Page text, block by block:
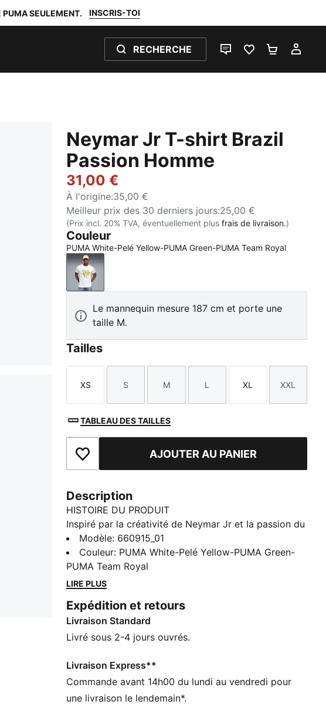
PUMA SEULEMENT. INSCRIS-TOI
RECHERCHE
LIVE CHATFAVORIS 0PANIER 0
Neymar Jr T-shirt Brazil
Passion Homme
31,00 €
À l'origine:35,00 €
Meilleur prix des 30 derniers jours:25,00 €
(Prix incl. 20% TVA, éventuellement plusfrais de livraison.)
Couleur
PUMA White-Pelé Yellow-PUMA Green-PUMA Team Royal
PUMA White-Pelé Yellow-PUMA Green-PUMA Team
Le mannequin mesure 187 cm et porte une
taille M.
Tailles
Taille
XS
Taille
S
Taille
M
Taille
L
Taille
XL
Taille
XXL
TABLEAU DES TAILLES
Ajouter aux favorisAJOUTER AU PANIER
Description
HISTOIRE DU PRODUIT
Inspiré par la créativité de Neymar Jr et la passion du
Brésil, ce t-shirt accompagne parfaitement chacun de
tes mouvements pour t’aider à rester bien frais, que
ce soit lors d’un match ou dans la rue. Porte-le quand
tu veux jouer, chiller ou juste montrer ton amour du
CARACTÉRISTIQUES + AVANTAGES
Confectionné avec un minimum de 20 % de coton
recyclé
Coupe : Régulière
Matière principale : Jersey simple
Col : Col rond
Modèle: 660915_01
Couleur: PUMA White-Pelé Yellow-PUMA Green-
PUMA Team Royal
LIRE PLUS
Expédition et retours
Livraison Standard
Livré sous 2-4 jours ouvrés.
Livraison Express**
Commande avant 14h00 du lundi au vendredi pour
une livraison le lendemain*.